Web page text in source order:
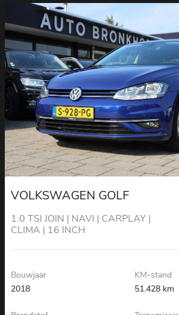
VOLKSWAGEN GOLF
1.0 TSI JOIN | NAVI | CARPLAY |
CLIMA | 16 INCH
Bouwjaar
2018
KM-stand
51.428 km